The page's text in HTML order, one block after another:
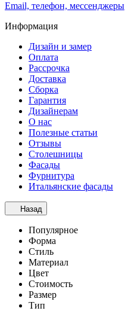
Email, телефон, мессенджеры
Информация
Дизайн и замер
Оплата
Рассрочка
Доставка
Сборка
Гарантия
Дизайнерам
О нас
Полезные статьи
Отзывы
Столешницы
Фасады
Фурнитура
Итальянские фасады
Назад
Популярное
Форма
Стиль
Материал
Цвет
Стоимость
Размер
Тип